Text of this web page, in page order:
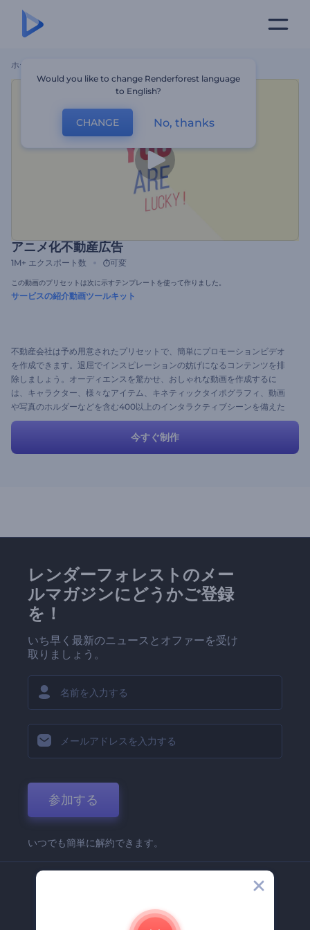
ホーム
アニメ化不動産広告
1M+ エクスポート数 可変
この動画のプリセットは次に示すテンプレートを使って作りました。
サービスの紹介動画ツールキット
不動産会社は予め用意されたプリセットで、簡単にプロモーションビデオ
を作成できます。退屈でインスピレーションの妨げになるコンテンツを排
除しましょう。オーディエンスを驚かせ、おしゃれな動画を作成するに
は、キャラクター、様々なアイテム、キネティックタイポグラフィ、動画
や写真のホルダーなどを含む400以上のインタラクティブシーンを備えた
当社の超機能的なツールキット利用してください。
今すぐ制作
レンダーフォレストのメー
ルマガジンにどうかご登録
を！
いち早く最新のニュースとオファーを受け
取りましょう。
参加する
いつでも簡単に解約できます。
Renderforest 企業情報
Would you like to change Renderforest language
to English?
CHANGE No, thanks